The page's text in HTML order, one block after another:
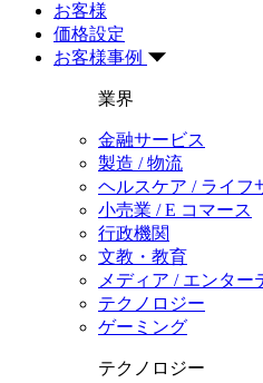
お客様
価格設定
お客様事例
業界
金融サービス
製造 / 物流
ヘルスケア / ライフ
小売業 / E コマース
行政機関
文教・教育
メディア / エンター
テクノロジー
ゲーミング
テクノロジー